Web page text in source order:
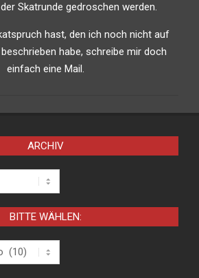
Skatrunde gedroschen werden.
hast, den ich noch nicht auf
habe, schreibe mir doch
einfach eine Mail.
ARCHIV
BITTE WÄHLEN: